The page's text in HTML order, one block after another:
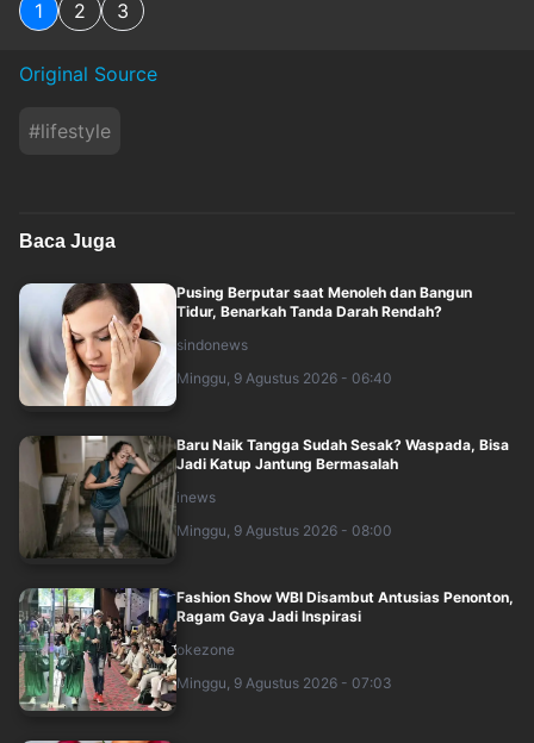
1 2 3
Original Source
#lifestyle
Baca Juga
Pusing Berputar saat Menoleh dan Bangun
Tidur, Benarkah Tanda Darah Rendah?
sindonews
Minggu, 9 Agustus 2026 - 06:40
Baru Naik Tangga Sudah Sesak? Waspada, Bisa
Jadi Katup Jantung Bermasalah
inews
Minggu, 9 Agustus 2026 - 08:00
Fashion Show WBI Disambut Antusias Penonton,
Ragam Gaya Jadi Inspirasi
okezone
Minggu, 9 Agustus 2026 - 07:03